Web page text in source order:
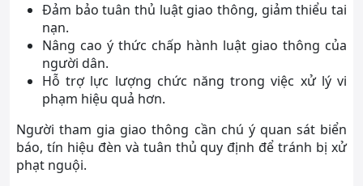
Đảm bảo tuân thủ luật giao thông, giảm thiểu tai
nạn.
Nâng cao ý thức chấp hành luật giao thông của
người dân.
Hỗ trợ lực lượng chức năng trong việc xử lý vi
phạm hiệu quả hơn.
Người tham gia giao thông cần chú ý quan sát biển
báo, tín hiệu đèn và tuân thủ quy định để tránh bị xử
phạt nguội.